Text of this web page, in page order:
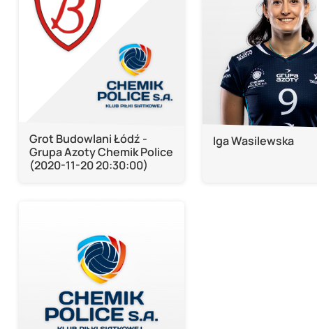
Grot Budowlani Łódź -
Grupa Azoty Chemik Police
(2020-11-20 20:30:00)
Iga Wasilewska